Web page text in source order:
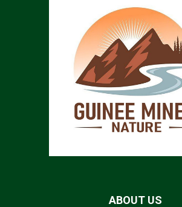
ABOUT US